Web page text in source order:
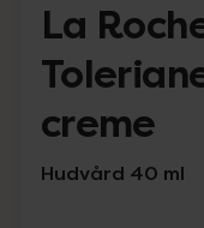
La
creme
Hudvård 40 ml